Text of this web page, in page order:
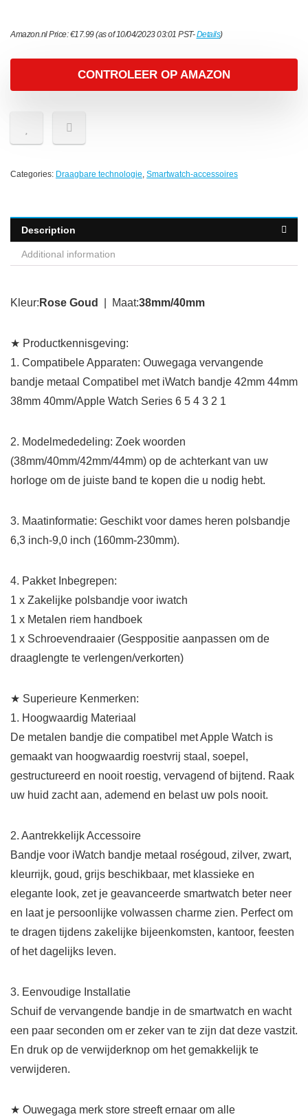
Amazon.nl Price:€17.99(as of 10/04/2023 03:01 PST-Details)
CONTROLEER OP AMAZON
Categories: Draagbare technologie, Smartwatch-accessoires
Description
Additional information
Kleur: Rose Goud | Maat:38mm/40mm
★ Productkennisgeving:
1. Compatibele Apparaten: Ouwegaga vervangende
bandje metaal Compatibel met iWatch bandje 42mm 44mm
38mm 40mm/Apple Watch Series 6 5 4 3 2 1
2. Modelmededeling: Zoek woorden
(38mm/40mm/42mm/44mm) op de achterkant van uw
horloge om de juiste band te kopen die u nodig hebt.
3. Maatinformatie: Geschikt voor dames heren polsbandje
6,3 inch-9,0 inch (160mm-230mm).
4. Pakket Inbegrepen:
1 x Zakelijke polsbandje voor iwatch
1 x Metalen riem handboek
1 x Schroevendraaier (Gesppositie aanpassen om de
draaglengte te verlengen/verkorten)
★ Superieure Kenmerken:
1. Hoogwaardig Materiaal
De metalen bandje die compatibel met Apple Watch is
gemaakt van hoogwaardig roestvrij staal, soepel,
gestructureerd en nooit roestig, vervagend of bijtend. Raak
uw huid zacht aan, ademend en belast uw pols nooit.
2. Aantrekkelijk Accessoire
Bandje voor iWatch bandje metaal roségoud, zilver, zwart,
kleurrijk, goud, grijs beschikbaar, met klassieke en
elegante look, zet je geavanceerde smartwatch beter neer
en laat je persoonlijke volwassen charme zien. Perfect om
te dragen tijdens zakelijke bijeenkomsten, kantoor, feesten
of het dagelijks leven.
3. Eenvoudige Installatie
Schuif de vervangende bandje in de smartwatch en wacht
een paar seconden om er zeker van te zijn dat deze vastzit.
En druk op de verwijderknop om het gemakkelijk te
verwijderen.
★ Ouwegaga merk store streeft ernaar om alle